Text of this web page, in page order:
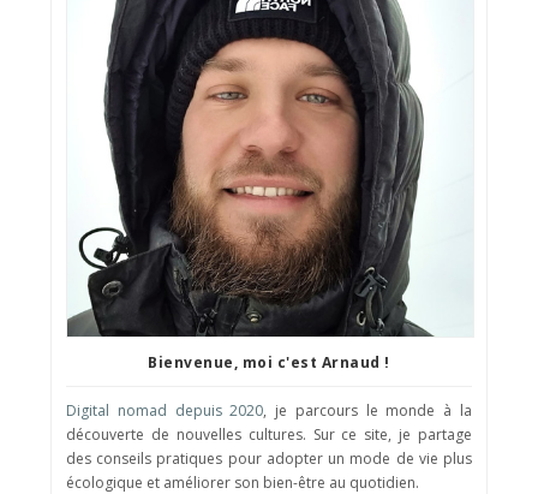
Bienvenue, moi c'est Arnaud !
Digital nomad depuis 2020, je parcours le monde à la
découverte de nouvelles cultures. Sur ce site, je partage
des conseils pratiques pour adopter un mode de vie plus
écologique et améliorer son bien-être au quotidien.